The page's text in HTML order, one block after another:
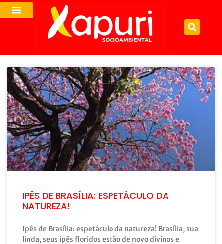
IPÊS DE BRASÍLIA: ESPETÁCULO DA
NATUREZA!
Ipês de Brasília: espetáculo da natureza! Brasília, sua
linda, seus ipês floridos estão de novo divinos e